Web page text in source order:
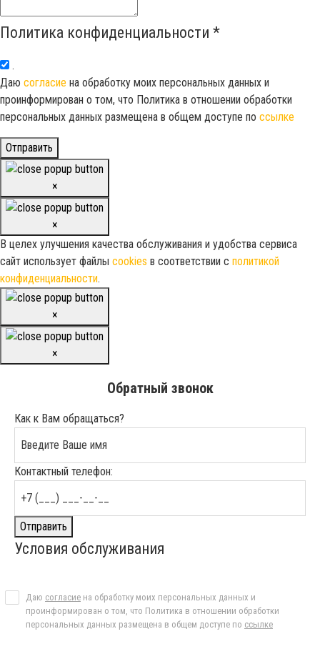
Политика конфиденциальности *
.
Даю согласие на обработку моих персональных данных и
проинформирован о том, что Политика в отношении обработки
персональных данных размещена в общем доступе по ссылке
Отправить
×
×
В целех улучшения качества обслуживания и удобства сервиса
сайт использует файлы cookies в соответствии с политикой
конфиденциальности.
×
×
Обратный звонок
Как к Вам обращаться?
Контактный телефон:
Отправить
Условия обслуживания
Даю согласие на обработку моих персональных данных и
проинформирован о том, что Политика в отношении обработки
персональных данных размещена в общем доступе по ссылке